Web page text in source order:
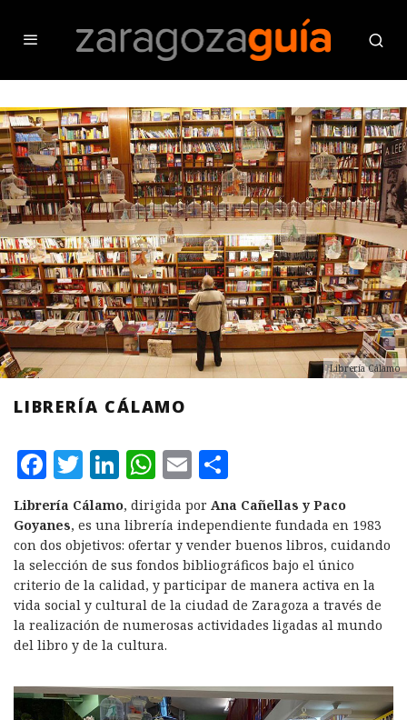
Librería Cálamo
LIBRERÍA CÁLAMO
F
a
c
e
b
o
o
T
w
it
te
r
L
i
n
k
e
d
I
W
h
at
s
A
p
p
E
m
ai
l
o
m
p
a
rt
ir
Librería Cálamo, dirigida por Ana Cañellas y Paco
Goyanes, es una librería independiente fundada en 1983
con dos objetivos: ofertar y vender buenos libros, cuidando
la selección de sus fondos bibliográficos bajo el único
criterio de la calidad, y participar de manera activa en la
vida social y cultural de la ciudad de Zaragoza a través de
la realización de numerosas actividades ligadas al mundo
del libro y de la cultura.